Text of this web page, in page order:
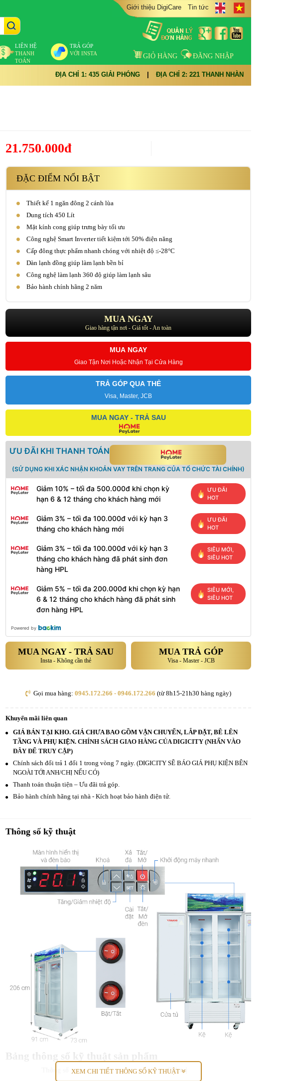
LIÊN HỆ
THANH
TOÁN
TRẢ GÓP
VỚI INSTA
Giới thiệu DigiCare Tin tức
GIỎ HÀNG ĐĂNG NHẬP
ĐỊA CHỈ 1: 435 GIẢI PHÓNG ĐỊA CHỈ 2: 221 THANH NHÀN
21.750.000đ
ĐẶC ĐIỂM NỔI BẬT
Thiết kế 1 ngăn đông 2 cánh lùa
Dung tích 450 Lít
Mặt kính cong giúp trưng bày tối ưu
Công nghệ Smart Inverter tiết kiệm tới 50% điện năng
Cấp đông thực phẩm nhanh chóng với nhiệt độ ≤-28°C
Dàn lạnh đồng giúp làm lạnh bền bỉ
Công nghệ làm lạnh 360 độ giúp làm lạnh sâu
Bảo hành chính hãng 2 năm
MUA NGAY
Giao hàng tận nơi - Giá tốt - An toàn
MUA NGAY
Giao Tận Nơi Hoặc Nhận Tại Cửa Hàng
TRẢ GÓP QUA THẺ
Visa, Master, JCB
MUA NGAY - TRẢ SAU
ƯU ĐÃI KHI THANH TOÁN
(SỬ DỤNG KHI XÁC NHẬN KHOẢN VAY TRÊN TRANG CỦA TỔ CHỨC TÀI CHÍNH)
Giảm 10% – tối đa 500.000đ khi chọn kỳ
hạn 6 & 12 tháng cho khách hàng mới
ƯU ĐÃI
HOT
Giảm 3% – tối đa 100.000đ với kỳ hạn 3
tháng cho khách hàng mới
ƯU ĐÃI
HOT
Giảm 3% – tối đa 100.000đ với kỳ hạn 3
tháng cho khách hàng đã phát sinh đơn
hàng HPL
SIÊU MỚI,
SIÊU HOT
Giảm 5% – tối đa 200.000đ khi chọn kỳ hạn
6 & 12 tháng cho khách hàng đã phát sinh
đơn hàng HPL
SIÊU MỚI,
SIÊU HOT
Powered by
MUA NGAY - TRẢ SAU
Insta - Không cần thẻ
MUA TRẢ GÓP
Visa - Master - JCB
Gọi mua hàng: 0945.172.266 - 0946.172.266 (từ 8h15-21h30 hàng ngày)
Khuyến mãi liên quan
GIÁ BÁN TẠI KHO. GIÁ CHƯA BAO GỒM VẬN CHUYỂN, LẮP ĐẶT, BÊ LÊN
TẦNG VÀ PHỤ KIỆN. CHÍNH SÁCH GIAO HÀNG CỦA DIGICITY (NHẤN VÀO
ĐÂY ĐỂ TRUY CẬP)
Chính sách đổi trả 1 đổi 1 trong vòng 7 ngày. (DIGICITY SẼ BÁO GIÁ PHỤ KIỆN BÊN
NGOÀI TỚI ANH/CHỊ NẾU CÓ)
Thanh toán thuận tiện – Ưu đãi trả góp.
Bảo hành chính hãng tại nhà - Kích hoạt bảo hành điện tử.
Thông số kỹ thuật
Giá trị
XEM CHI TIẾT THÔNG SỐ KỸ THUẬT